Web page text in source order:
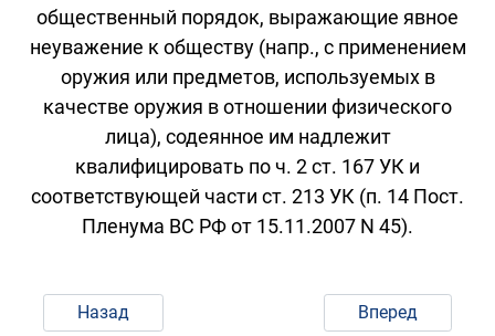
общественный порядок, выражающие явное
неуважение к обществу (напр., с применением
оружия или предметов, используемых в
качестве оружия в отношении физического
лица), содеянное им надлежит
квалифицировать по ч. 2 ст. 167 УК и
соответствующей части ст. 213 УК (п. 14 Пост.
Пленума ВС РФ от 15.11.2007 N 45).
Назад Вперед